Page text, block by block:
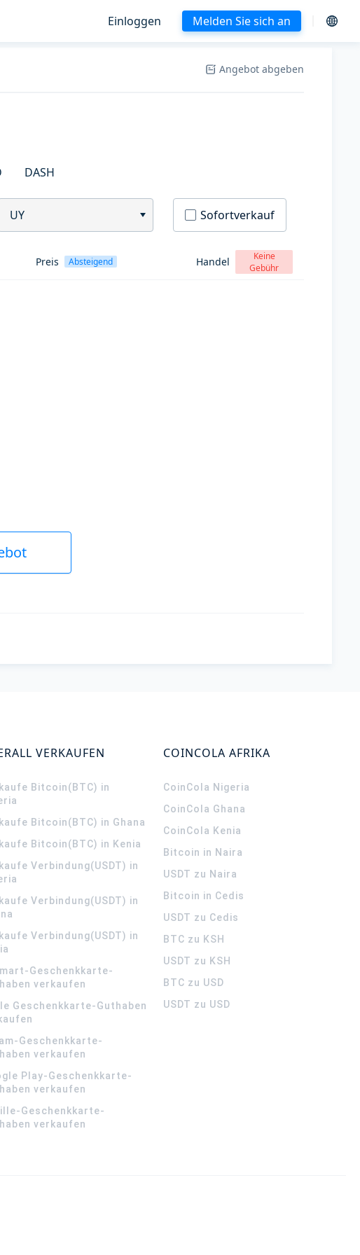
Einloggen Melden Sie sich an
Angebot abgeben
DASH
UY Sofortverkauf
Preis Absteigend Handel
Keine
Gebühr
VERKAUFEN
Bitcoin(BTC) in
Bitcoin(BTC) in Ghana
Bitcoin(BTC) in Kenia
Verbindung(USDT) in
Verbindung(USDT) in
Verbindung(USDT) in
Geschenkkarte-
verkaufen
Geschenkkarte-Guthaben
Geschenkkarte-
verkaufen
Play-Geschenkkarte-
verkaufen
Geschenkkarte-
verkaufen
COINCOLA AFRIKA
CoinCola Nigeria
CoinCola Ghana
CoinCola Kenia
Bitcoin in Naira
USDT zu Naira
Bitcoin in Cedis
USDT zu Cedis
BTC zu KSH
USDT zu KSH
BTC zu USD
USDT zu USD